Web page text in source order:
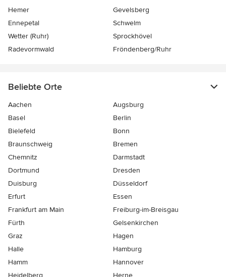
Hemer
Gevelsberg
Ennepetal
Schwelm
Wetter (Ruhr)
Sprockhövel
Radevormwald
Fröndenberg/Ruhr
Beliebte Orte
Aachen
Augsburg
Basel
Berlin
Bielefeld
Bonn
Braunschweig
Bremen
Chemnitz
Darmstadt
Dortmund
Dresden
Duisburg
Düsseldorf
Erfurt
Essen
Frankfurt am Main
Freiburg-im-Breisgau
Fürth
Gelsenkirchen
Graz
Hagen
Halle
Hamburg
Hamm
Hannover